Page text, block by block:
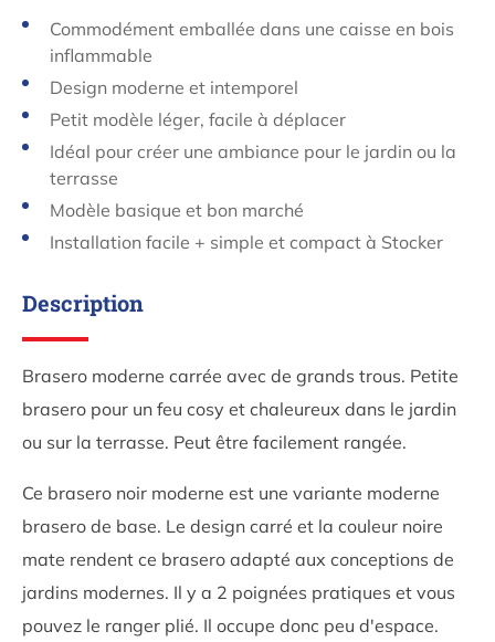
Commodément emballée dans une caisse en bois
inflammable
Design moderne et intemporel
Petit modèle léger, facile à déplacer
Idéal pour créer une ambiance pour le jardin ou la
terrasse
Modèle basique et bon marché
Installation facile + simple et compact à Stocker
Description
Brasero moderne carrée avec de grands trous. Petite
brasero pour un feu cosy et chaleureux dans le jardin
ou sur la terrasse. Peut être facilement rangée.
Ce brasero noir moderne est une variante moderne
brasero de base. Le design carré et la couleur noire
mate rendent ce brasero adapté aux conceptions de
jardins modernes. Il y a 2 poignées pratiques et vous
pouvez le ranger plié. Il occupe donc peu d'espace.